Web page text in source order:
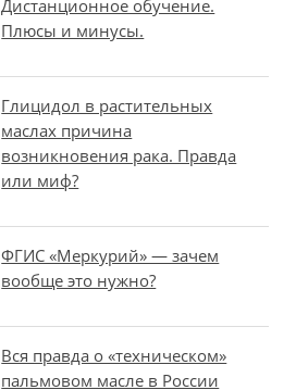
Дистанционное обучение.
Плюсы и минусы.
Глицидол в растительных
маслах причина
возникновения рака. Правда
или миф?
ФГИС «Меркурий» — зачем
вообще это нужно?
Вся правда о «техническом»
пальмовом масле в России